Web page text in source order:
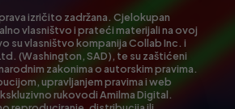
izričito zadržana. Cjelokupan
vlasništvo i prateći materijali na ovoj
su vlasništvo kompanija Collab Inc. i
(Washington, SAD), te su zaštićeni
zakonima o autorskim pravima.
upravljanjem pravima i web
rukovodi Amilma Digital.